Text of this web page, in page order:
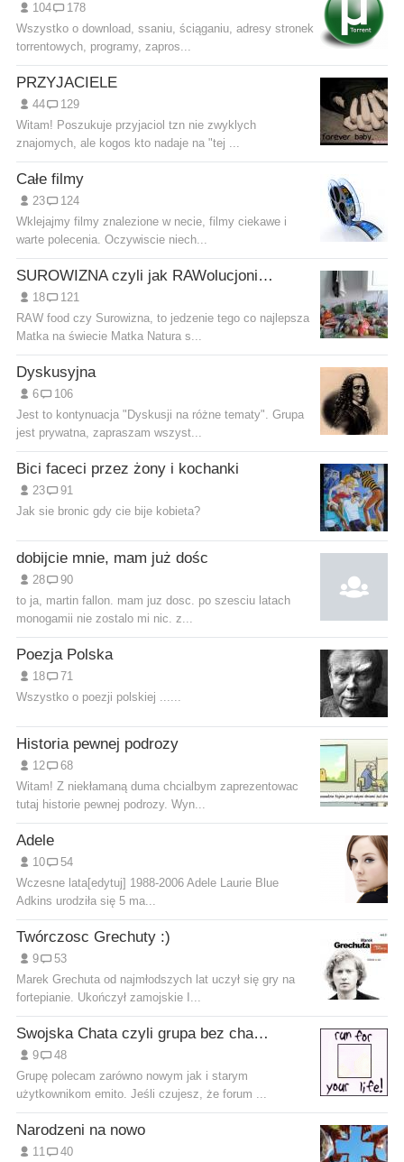
104
178
Wszystko o download, ssaniu, ściąganiu, adresy stronek
torrentowych, programy, zapros...
PRZYJACIELE
44
129
Witam! Poszukuje przyjaciol tzn nie zwyklych
znajomych, ale kogos kto nadaje na "tej ...
Całe filmy
23
124
Wklejajmy filmy znalezione w necie, filmy ciekawe i
warte polecenia. Oczywiscie niech...
SUROWIZNA czyli jak RAWolucjonizować własne zdrowi
18
121
RAW food czy Surowizna, to jedzenie tego co najlepsza
Matka na świecie Matka Natura s...
Dyskusyjna
6
106
Jest to kontynuacja "Dyskusji na różne tematy". Grupa
jest prywatna, zapraszam wszyst...
Bici faceci przez żony i kochanki
23
91
Jak sie bronic gdy cie bije kobieta?
dobijcie mnie, mam już dośc
28
90
to ja, martin fallon. mam juz dosc. po szesciu latach
monogamii nie zostalo mi nic. z...
Poezja Polska
18
71
Wszystko o poezji polskiej ......
Historia pewnej podrozy
12
68
Witam! Z niekłamaną duma chcialbym zaprezentowac
tutaj historie pewnej podrozy. Wyn...
Adele
10
54
Wczesne lata[edytuj] 1988-2006 Adele Laurie Blue
Adkins urodziła się 5 ma...
Twórczosc Grechuty :)
9
53
Marek Grechuta od najmłodszych lat uczył się gry na
fortepianie. Ukończył zamojskie I...
Swojska Chata czyli grupa bez chamów.
9
48
Grupę polecam zarówno nowym jak i starym
użytkownikom emito. Jeśli czujesz, że forum ...
Narodzeni na nowo
11
40